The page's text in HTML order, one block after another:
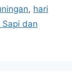
, hari
Sapi dan